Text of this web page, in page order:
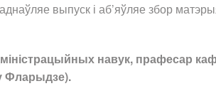
выпуск і аб’яўляе збор
навук, прафесар
Фларыдзе).